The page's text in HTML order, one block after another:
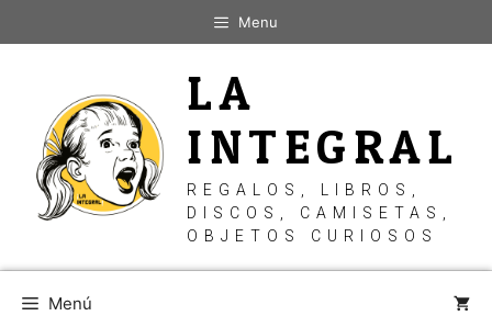
al
Menu
LA
INTEGRAL
REGALOS, LIBROS,
DISCOS, CAMISETAS,
OBJETOS CURIOSOS
Menú